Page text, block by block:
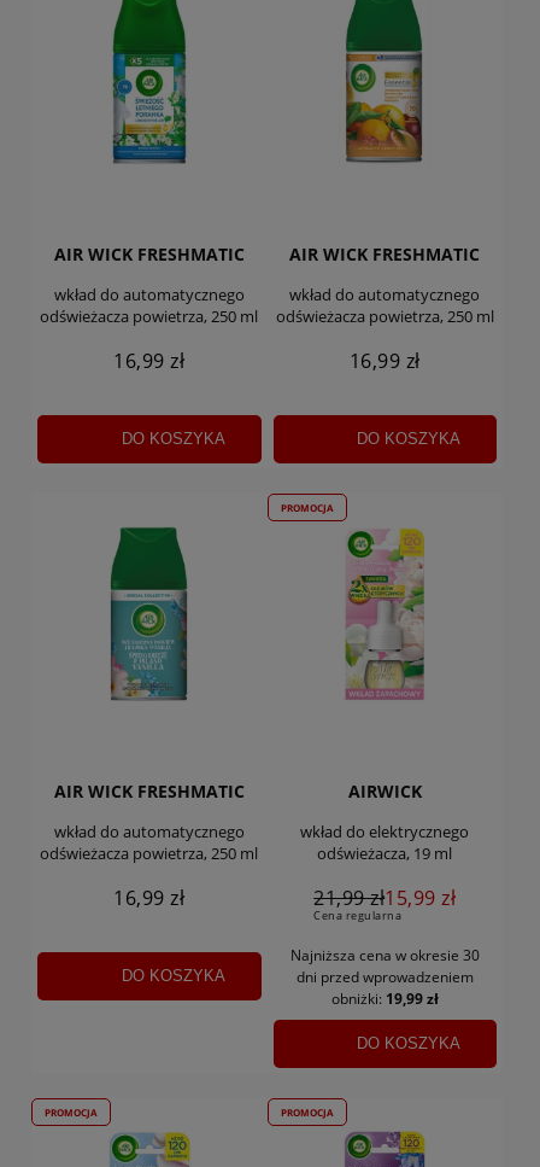
AIR WICK FRESHMATIC
wkład do automatycznego
odświeżacza powietrza, 250 ml
16,99 zł
DO KOSZYKA
AIR WICK FRESHMATIC
wkład do automatycznego
odświeżacza powietrza, 250 ml
16,99 zł
DO KOSZYKA
AIR WICK FRESHMATIC
wkład do automatycznego
odświeżacza powietrza, 250 ml
16,99 zł
DO KOSZYKA
AIRWICK
wkład do elektrycznego
odświeżacza, 19 ml
21,99 zł
Cena regularna
15,99 zł
Najniższa cena w okresie 30
dni przed wprowadzeniem
obniżki: 19,99 zł
DO KOSZYKA
PROMOCJA
PROMOCJA PROMOCJA